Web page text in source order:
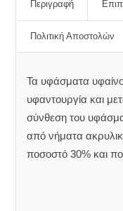
Περιγραφή
Πολιτική Αποστολών
Τα υφάσματα
υφαντουργία και
σύνθεση του
από νήματα
ποσοστό 30% και